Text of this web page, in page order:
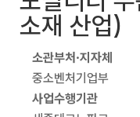
소재 산업)
소관부처·지자체
중소벤처기업부
사업수행기관